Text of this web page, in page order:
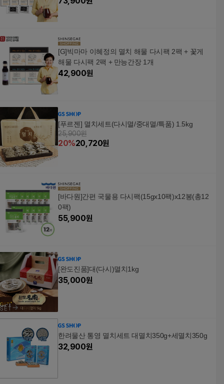
[G]빅마마 이혜정의 멸치 해물 다시팩 2팩 + 꽃게
해물 다시팩 2팩 + 만능간장 1개
42,900원
[푸르젠] 멸치세트(다시멸/중대멸/특품) 1.5kg
25,900원
20%20,720원
[바다원]간편 국물용 다시팩(15gx10팩)x12봉(총12
0팩)
55,900원
[완도진품]대(다시)멸치1kg
35,000원
한려물산 통영 멸치세트 대멸치350g+세멸치350g
32,900원